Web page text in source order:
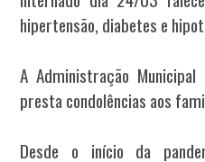
hipertensão, diabetes e
A Administração
presta condolências aos
Desde o início da